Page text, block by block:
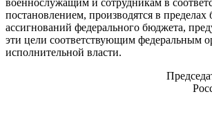
постановлением, производятся в
ассигнований федерального бюджета,
эти цели соответствующим федеральным
исполнительной власти.